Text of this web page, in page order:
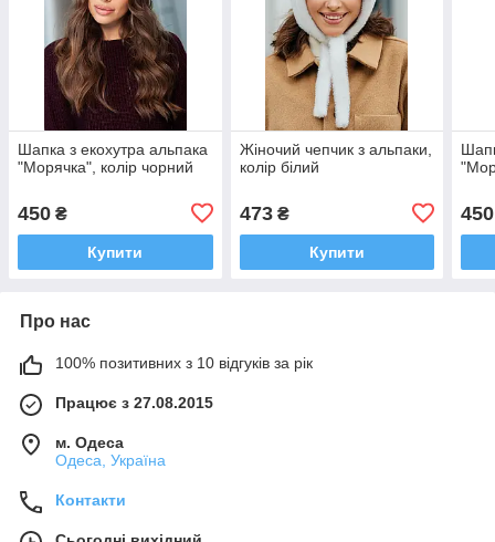
Шапка з екохутра альпака
"Морячка", колір чорний
450 ₴
Купити
Жіночий чепчик з альпаки,
колір білий
473₴
Купити
450
Про нас
100% позитивних з 10 відгуків за рік
Працює з 27.08.2015
м. Одеса
Одеса, Україна
Контакти